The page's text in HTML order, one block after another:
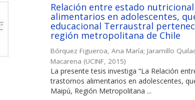
Relación entre estado
alimentarios en adolescentes,
educacional Terraustral
región metropolitana de Chile
Bórquez Figueroa, Ana María; Jaramillo
Macarena (UCINF 2015)
La presente tesis investiga “La Relación
trastornos alimentarios en adolescentes,
Maipú, Región Metropolitana ...